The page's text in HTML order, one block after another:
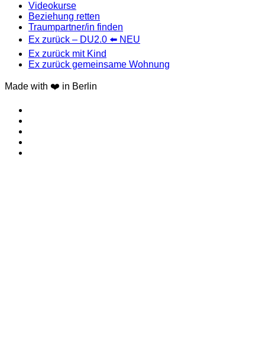
Videokurse
Beziehung retten
Traumpartner/in finden
Ex zurück – DU2.0 ⬅️ NEU
Ex zurück mit Kind
Ex zurück gemeinsame Wohnung
Made with ❤️ in Berlin